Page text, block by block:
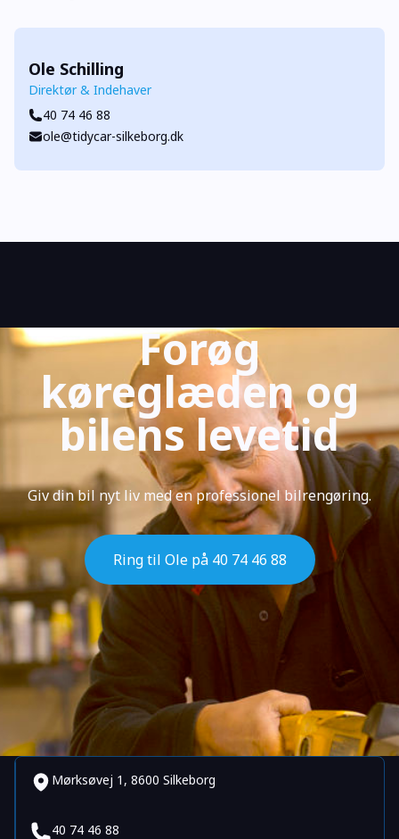
Ole Schilling
Direktør & Indehaver
40 74 46 88
ole@tidycar-silkeborg.dk
Forøg
køreglæden og
bilens levetid
Giv din bil nyt liv med en professionel bilrengøring.
Ring til Ole på 40 74 46 88
Mørksøvej 1, 8600 Silkeborg
40 74 46 88